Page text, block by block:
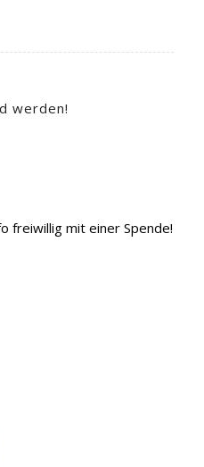
werden!
freiwillig mit einer Spende!